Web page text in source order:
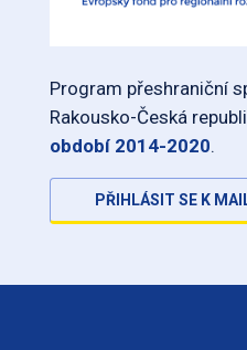
Program přeshraniční
Rakousko-Česká
období 2014-2020.
PŘIHLÁSIT SE K